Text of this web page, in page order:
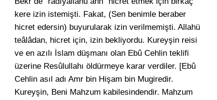
kere izin istemişti. Fakat, (Sen benimle beraber
hicret edersin) buyurularak izin verilmemişti. Allahü
teâlâdan, hicret için, izin bekliyordu. Kureyşin reisi
ve en azılı İslam düşmanı olan Ebû Cehlin teklifi
üzerine Resûlullahı öldürmeye karar verdiler. [Ebû
Cehlin asıl adı Amr bin Hişam bin Mugiredir.
Kureyşin, Beni Mahzum kabilesindendir. Mahzum